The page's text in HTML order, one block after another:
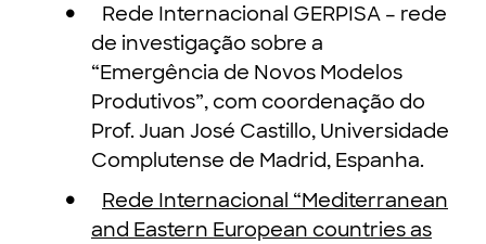
Rede Internacional GERPISA – rede
de investigação sobre a
“Emergência de Novos Modelos
Produtivos”, com coordenação do
Prof. Juan José Castillo, Universidade
Complutense de Madrid, Espanha.
Rede Internacional “Mediterranean
and Eastern European countries as